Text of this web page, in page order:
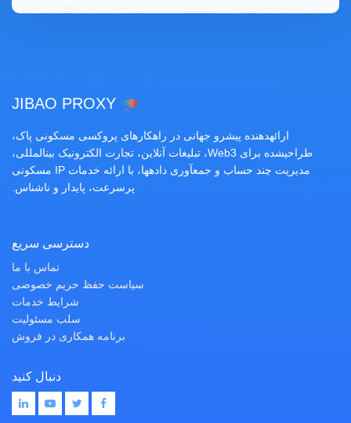
JIBAO PROXY
ارائهدهنده پیشرو جهانی در راهکارهای پروکسی مسکونی پاک،
طراحیشده برای Web3، تبلیغات آنلاین، تجارت الکترونیک بینالمللی،
مدیریت چند حساب و جمعآوری دادهها، با ارائه خدمات IP مسکونی
پرسرعت، پایدار و ناشناس.
دسترسی سریع
تماس با ما
سیاست حفظ حریم خصوصی
شرایط خدمات
سلب مسئولیت
برنامه همکاری در فروش
دنبال کنید